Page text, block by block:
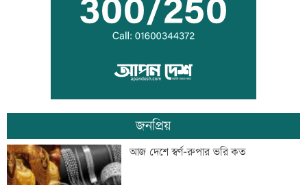
হৃদয় ঝড়ে এলপিএলের ফাইনালে জাফনা
বিশ্বজুড়ে হঠাৎ বন্ধ হাজারো হোয়াটসঅ্যাপ
অ্যাকাউন্ট
জনপ্রিয়
আজ দেশে স্বর্ণ-রুপার ভরি কত